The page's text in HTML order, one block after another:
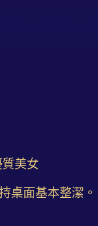
美女
桌面基本整潔。